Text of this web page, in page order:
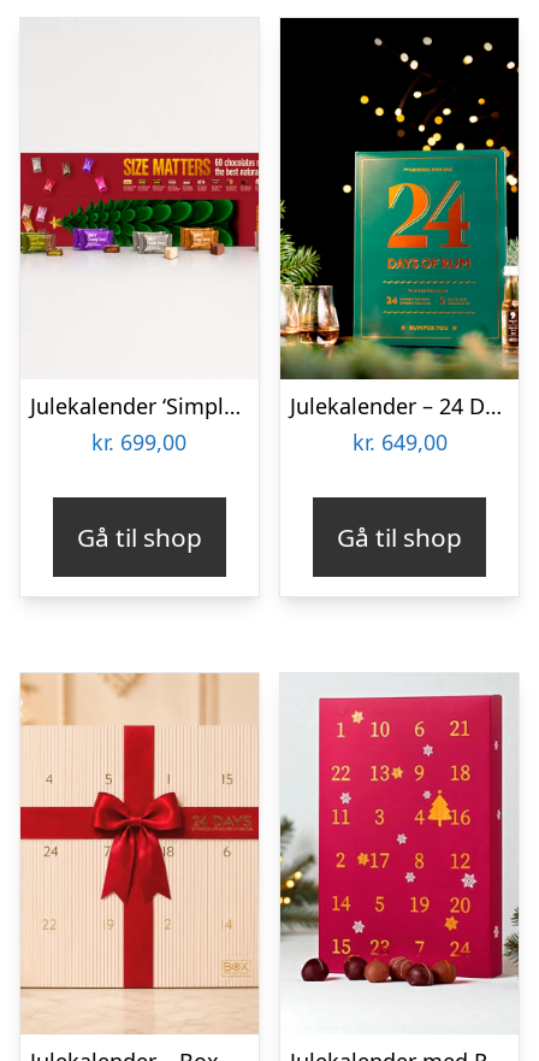
Julekalender ‘Simply for sharing’ – Simply Chocolate
kr. 699,00
Gå til shop
Julekalender – 24 Days of Rum (incl. 2 glas)
kr. 649,00
Gå til shop